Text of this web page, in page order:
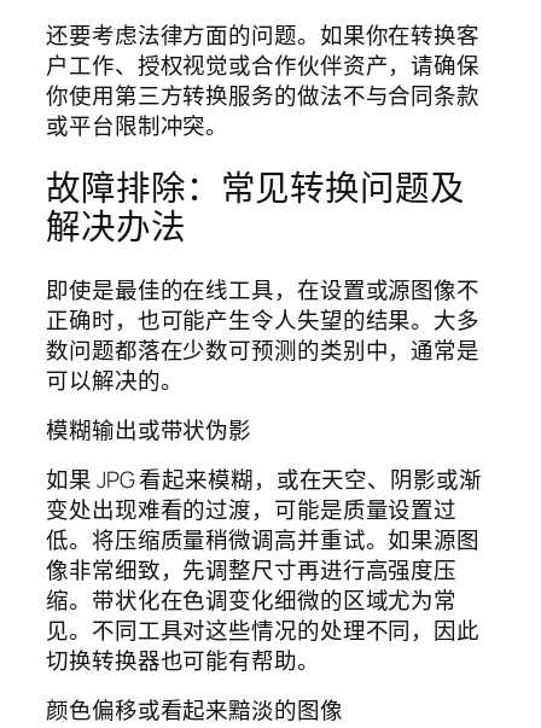
还要考虑法律方面的问题。如果你在转换客
户工作、授权视觉或合作伙伴资产，请确保
你使用第三方转换服务的做法不与合同条款
或平台限制冲突。
故障排除：常见转换问题及
解决办法
即使是最佳的在线工具，在设置或源图像不
正确时，也可能产生令人失望的结果。大多
数问题都落在少数可预测的类别中，通常是
可以解决的。
模糊输出或带状伪影
如果 JPG 看起来模糊，或在天空、阴影或渐
变处出现难看的过渡，可能是质量设置过
低。将压缩质量稍微调高并重试。如果源图
像非常细致，先调整尺寸再进行高强度压
缩。带状化在色调变化细微的区域尤为常
见。不同工具对这些情况的处理不同，因此
切换转换器也可能有帮助。
颜色偏移或看起来黯淡的图像